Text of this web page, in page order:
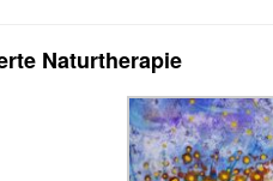
Naturtherapie